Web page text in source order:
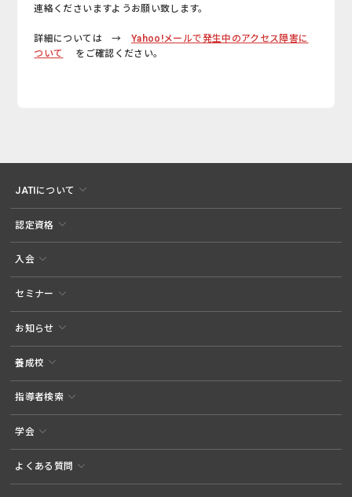
連絡くださいますようお願い致します。
詳細については → Yahoo!メールで発生中のアクセス障害に
ついて
をご確認ください。
JATIについて
認定資格
入会
セミナー
お知らせ
養成校
指導者検索
学会
よくある質問